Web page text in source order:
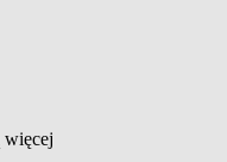
więcej